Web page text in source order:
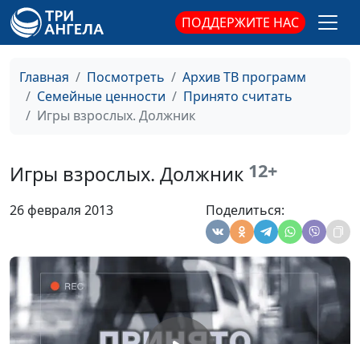
ПОДДЕРЖИТЕ НАС
Главная Посмотреть
Архив ТВ программ
Семейные ценности
Принято считать
Игры взрослых. Должник
Игры взрослых. Должник 12+
26 февраля 2013 Поделиться:
Телевизор и компьютер
Юлия Синицына,
Людмила Верлан,
консультант
#267
Дисциплина и наказание
Юлия Синицына,
консультант
Учиться любить ребенка
Юлия Синицына,
Людмила Верлан,
психолог, семейный
консультант
Трудный ребенок
Юлия Синицына,
Людмила Верлан,
психолог, семейный